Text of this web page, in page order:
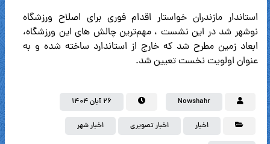
استاندار مازندران خواستار اقدام فوری برای اصلاح ورزشگاه
نوشهر شد در این نشست ، مهم‌ترین چالش های این ورزشگاه،
ابعاد زمین مطرح شد که خارج از استاندارد ساخته شده و به
عنوان اولویت نخست تعیین شد.
Nowshahr ۲۶ آبان ۱۴۰۴
اخبار اخبار تصویری اخبار شهر